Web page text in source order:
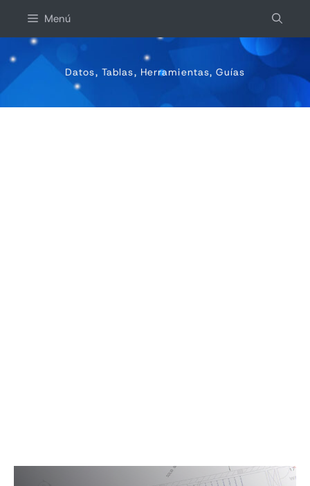
contenido
Menú
Datos, Tablas, Herramientas, Guías